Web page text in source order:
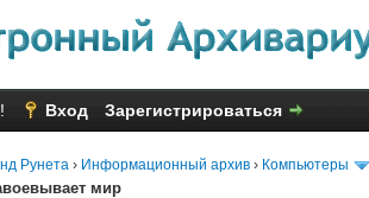
Вход Зарегистрироваться
Рунета › Информационный архив › Компьютеры
мир